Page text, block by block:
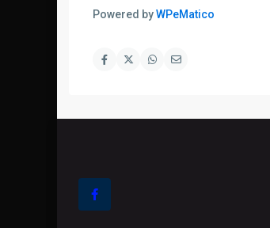
Powered byWPeMatico